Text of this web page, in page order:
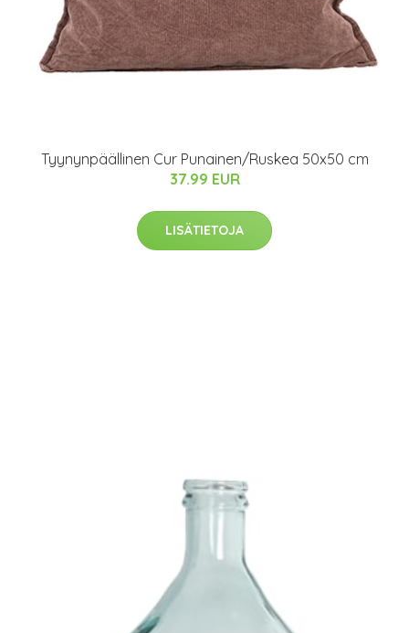
Tyynynpäällinen Cur Punainen/Ruskea 50x50 cm
37.99 EUR
LISÄTIETOJA